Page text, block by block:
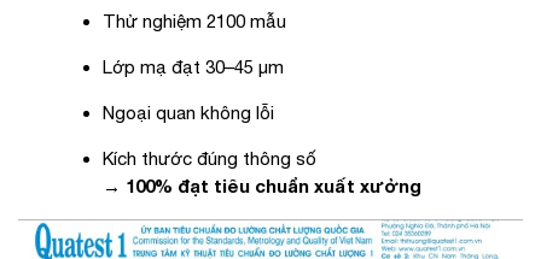
Thử nghiệm 2100 mẫu
Lớp mạ đạt 30–45 µm
Ngoại quan không lỗi
Kích thước đúng thông số
→ 100% đạt tiêu chuẩn xuất xưởng